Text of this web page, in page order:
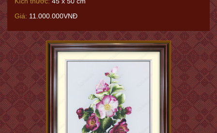
Hoa Hồng Ánh Đêm Diệu Kỳ
Mã sản phẩm:
Kích thước:
45 x 60cm (17.7 x 23.6")
Giá:4.000.000VNĐ